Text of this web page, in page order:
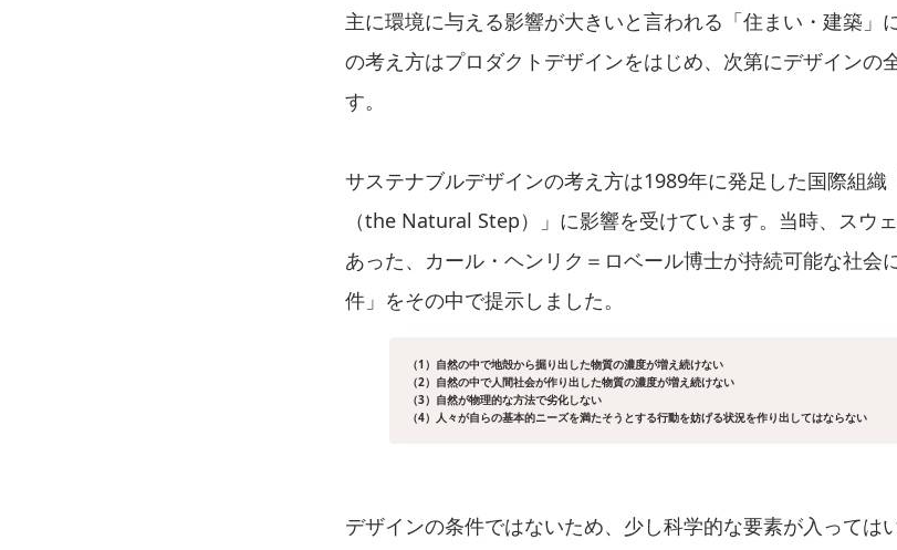
主に環境に与える影響が大きいと言われる「住まい・建築」
の考え方はプロダクトデザインをはじめ、次第にデザインの
す。
サステナブルデザインの考え方は1989年に発足した国際組織
（the Natural Step）」に影響を受けています。当時、スウ
あった、カール・ヘンリク＝ロベール博士が持続可能な社会
件」をその中で提示しました。
（1）自然の中で地殻から掘り出した物質の濃度が増え続けない
（2）自然の中で人間社会が作り出した物質の濃度が増え続けない
（3）自然が物理的な方法で劣化しない
（4）人々が自らの基本的ニーズを満たそうとする行動を妨げる状況を作り出してはならない
デザインの条件ではないため、少し科学的な要素が入っては